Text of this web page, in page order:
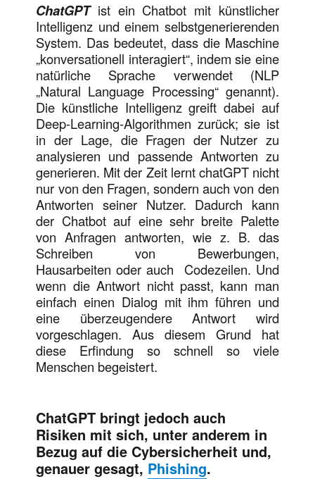
ChatGPT ist ein Chatbot mit künstlicher
Intelligenz und einem selbstgenerierenden
System. Das bedeutet, dass die Maschine
„konversationell interagiert“, indem sie eine
natürliche Sprache verwendet (NLP
„Natural Language Processing“ genannt).
Die künstliche Intelligenz greift dabei auf
Deep-Learning-Algorithmen zurück; sie ist
in der Lage, die Fragen der Nutzer zu
analysieren und passende Antworten zu
generieren. Mit der Zeit lernt chatGPT nicht
nur von den Fragen, sondern auch von den
Antworten seiner Nutzer. Dadurch kann
der Chatbot auf eine sehr breite Palette
von Anfragen antworten, wie z. B. das
Schreiben von Bewerbungen,
Hausarbeiten oder auch Codezeilen. Und
wenn die Antwort nicht passt, kann man
einfach einen Dialog mit ihm führen und
eine überzeugendere Antwort wird
vorgeschlagen. Aus diesem Grund hat
diese Erfindung so schnell so viele
Menschen begeistert.
ChatGPT bringt jedoch auch
Risiken mit sich, unter anderem in
Bezug auf die Cybersicherheit und,
genauer gesagt, Phishing.